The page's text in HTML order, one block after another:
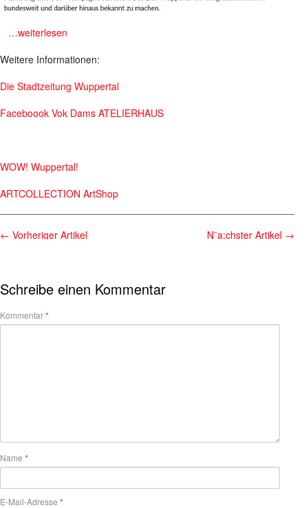
…weiterlesen
Weitere Informationen:
Die Stadtzeitung Wuppertal
Faceboook Vok Dams ATELIERHAUS
WOW! Wuppertal!
ARTCOLLECTION ArtShop
← Vorheriger Artikel N¨a;chster Artikel →
Schreibe einen Kommentar
Kommentar*
Name *
E-Mail-Adresse *